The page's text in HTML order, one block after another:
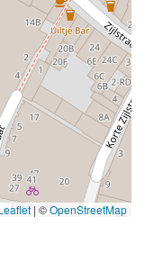
|©OpenStreetMap